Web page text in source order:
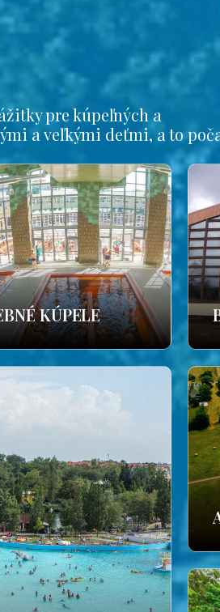
pre kúpeľných a
a veľkými deťmi, a to
KÚPELE